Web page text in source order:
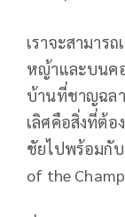
เราจะสามาร
หญ้าและบนค
บ้านที่ชาญฉล
เลิศคือสิ่งที่ต้อ
ชัยไปพร้อมกับ
of the